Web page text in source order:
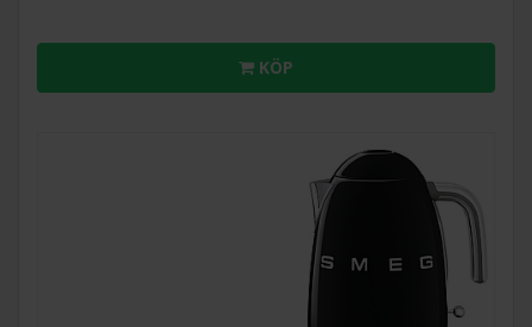
funktionalitet med ikonisk italiensk design och har blivit
kultprodukter som fungerar lika bra som praktiska
rundade former och färgglada ytor inspirerade av 50-talet
erbjuder de en unik stil som passar både moderna och
klassiska kök. Den creme köksmaskinen från Smegs 50's
Style-serie är ett perfekt exempel på detta och är utformad
för att möta alla dina behov vid bakning och matlagning.
Tio hastighetsnivåer för att bäst anpassa de olika
KÖP